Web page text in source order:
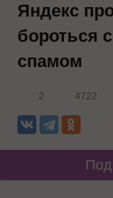
Яндекс
бороться
спамом
2 4722